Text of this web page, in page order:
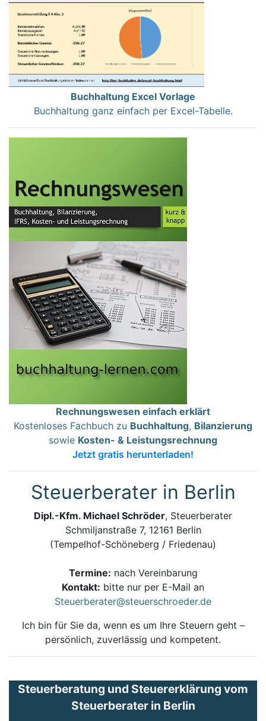
Buchhaltung Excel Vorlage
Buchhaltung ganz einfach per Excel-Tabelle.
Rechnungswesen einfach erklärt
Kostenloses Fachbuch zu Buchhaltung, Bilanzierung
sowie Kosten- & Leistungsrechnung
Jetzt gratis herunterladen!
Steuerberater in Berlin
Dipl.-Kfm. Michael Schröder, Steuerberater
Schmiljanstraße 7, 12161 Berlin
(Tempelhof-Schöneberg / Friedenau)
Termine: nach Vereinbarung
Kontakt: bitte nur per E-Mail an
Steuerberater@steuerschroeder.de
Ich bin für Sie da, wenn es um Ihre Steuern geht –
persönlich, zuverlässig und kompetent.
Steuerberatung und Steuererklärung vom
Steuerberater in Berlin